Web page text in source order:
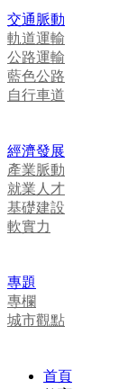
交通脈動
軌道運輸
公路運輸
藍色公路
自行車道
經濟發展
產業脈動
就業人才
基礎建設
軟實力
專題
專欄
城市觀點
首頁